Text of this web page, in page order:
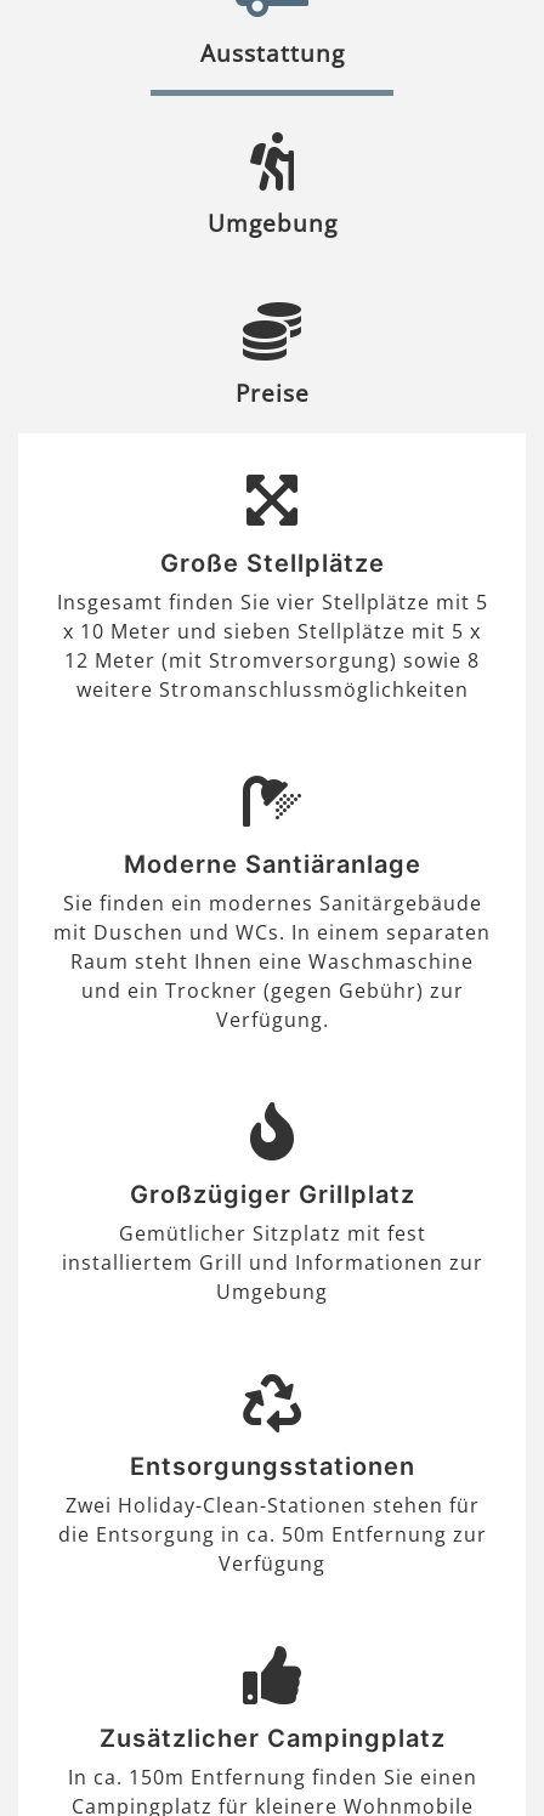
Ausstattung
Umgebung
Preise
Große Stellplätze
Insgesamt finden Sie vier Stellplätze mit 5
x 10 Meter und sieben Stellplätze mit 5 x
12 Meter (mit Stromversorgung) sowie 8
weitere Stromanschlussmöglichkeiten
Moderne Santiäranlage
Sie finden ein modernes Sanitärgebäude
mit Duschen und WCs. In einem separaten
Raum steht Ihnen eine Waschmaschine
und ein Trockner (gegen Gebühr) zur
Verfügung.
Großzügiger Grillplatz
Gemütlicher Sitzplatz mit fest
installiertem Grill und Informationen zur
Umgebung
Entsorgungsstationen
Zwei Holiday-Clean-Stationen stehen für
die Entsorgung in ca. 50m Entfernung zur
Verfügung
Zusätzlicher Campingplatz
In ca. 150m Entfernung finden Sie einen
Campingplatz für kleinere Wohnmobile